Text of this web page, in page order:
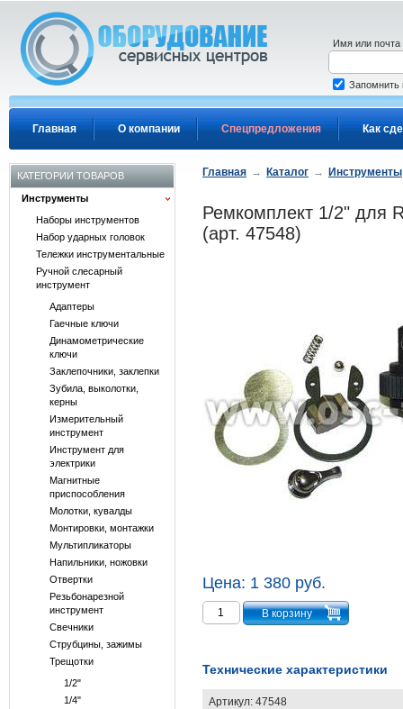
Главная О компании Спецпредложения Как
Имя или почта
Запомнить
КАТЕГОРИИ ТОВАРОВ
Инструменты
Наборы инструментов
Набор ударных головок
Тележки инструментальные
Ручной слесарный
инструмент
Адаптеры
Гаечные ключи
Динамометрические
ключи
Заклепочники, заклепки
Зубила, выколотки,
керны
Измерительный
инструмент
Инструмент для
электрики
Магнитные
приспособления
Молотки, кувалды
Монтировки, монтажки
Мультипликаторы
Напильники, ножовки
Отвертки
Резьбонарезной
инструмент
Свечники
Струбцины, зажимы
Трещотки
1/2"
1/4"
Главная → Каталог → Инструменты
Ремкомплект 1/2" для
(арт. 47548)
Цена: 1 380 руб.
Технические характеристики
Артикул: 47548